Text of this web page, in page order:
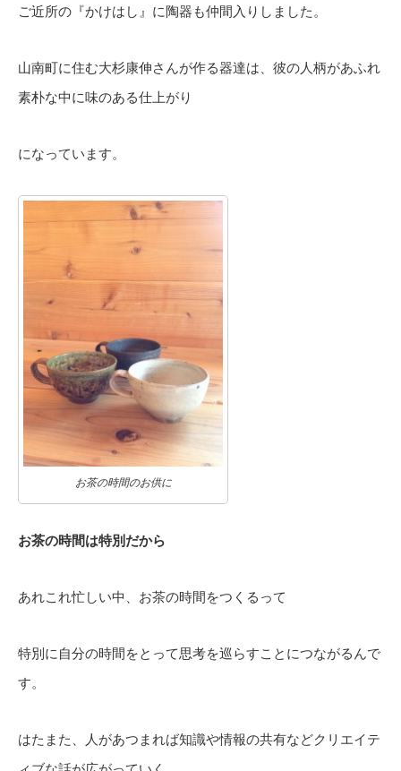
ご近所の『かけはし』に陶器も仲間入りしました。
山南町に住む大杉康伸さんが作る器達は、彼の人柄があふれ
素朴な中に味のある仕上がり
になっています。
お茶の時間のお供に
お茶の時間は特別だから
あれこれ忙しい中、お茶の時間をつくるって
特別に自分の時間をとって思考を巡らすことにつながるんで
す。
はたまた、人があつまれば知識や情報の共有などクリエイテ